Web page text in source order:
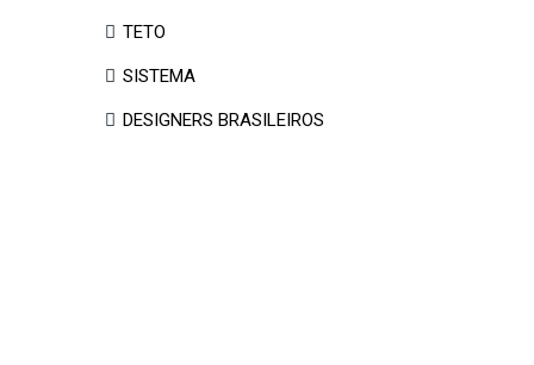
TETO
SISTEMA
DESIGNERS BRASILEIROS